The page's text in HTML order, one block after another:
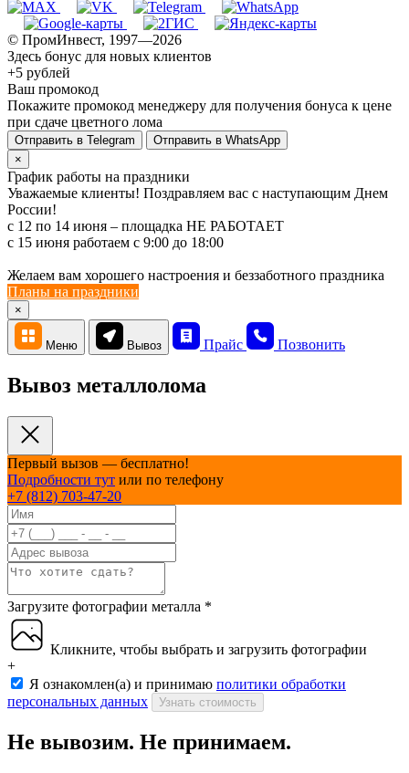
© ПромИнвест, 1997—2026
Здесь бонус для новых клиентов
+5 рублей
Ваш промокод
Покажите промокод менеджеру для получения бонуса к цене
при сдаче цветного лома
Отправить в Telegram
Отправить в WhatsApp
×
График работы на праздники
Уважаемые клиенты! Поздравляем вас с наступающим Днем
России!
с 12 по 14 июня – площадка НЕ РАБОТАЕТ
c 15 июня работаем с 9:00 до 18:00
Желаем вам хорошего настроения и беззаботного праздника
Планы на праздники
×
Меню Вывоз Прайс Позвонить
Вывоз металлолома
Первый вызов — бесплатно!
Подробности тут или по телефону
+7 (812) 703-47-20
Загрузите фотографии металла *
Кликните, чтобы выбрать и загрузить фотографии
+
Я ознакомлен(а) и принимаю политики обработки
персональных данных
Узнать стоимость
Не вывозим. Не принимаем.